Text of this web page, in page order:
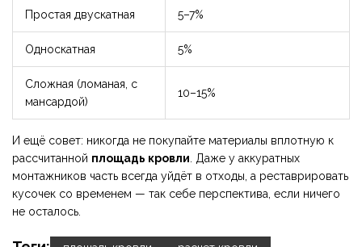
Простая двускатная 5–7%
Односкатная 5%
Сложная (ломаная, с
мансардой)
10–15%
И ещё совет: никогда не покупайте материалы вплотную к
рассчитанной площадь кровли. Даже у аккуратных
монтажников часть всегда уйдёт в отходы, а реставрировать
кусочек со временем — так себе перспектива, если ничего
не осталось.